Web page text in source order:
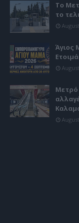
Το
το
Άγιος
Μετρό